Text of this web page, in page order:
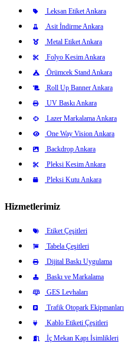
Leksan Etiket Ankara
Asit İndirme Ankara
Metal Etiket Ankara
Folyo Kesim Ankara
Örümcek Stand Ankara
Roll Up Banner Ankara
UV Baskı Ankara
Lazer Markalama Ankara
One Way Vision Ankara
Backdrop Ankara
Pleksi Kesim Ankara
Pleksi Kutu Ankara
Hizmetlerimiz
Etiket Çeşitleri
Tabela Çeşitleri
Dijital Baskı Uygulama
Baskı ve Markalama
GES Levhaları
Trafik Otopark Ekipmanları
Kablo Etiketi Çeşitleri
İç Mekan Kapı İsimlikleri